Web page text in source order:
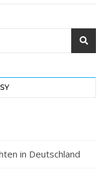
in Deutschland